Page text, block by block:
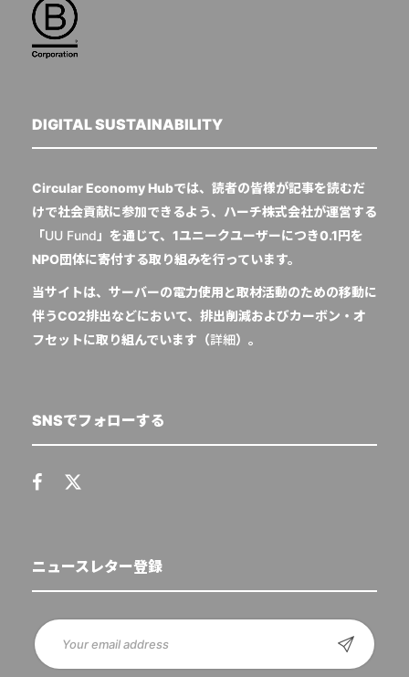
DIGITAL SUSTAINABILITY
Circular Economy Hubでは、読者の皆様が記事を読むだ
けで社会貢献に参加できるよう、ハーチ株式会社が運営する
「UU Fund」を通じて、1ユニークユーザーにつき0.1円を
NPO団体に寄付する取り組みを行っています。
当サイトは、サーバーの電力使用と取材活動のための移動に
伴うCO2排出などにおいて、排出削減およびカーボン・オ
フセットに取り組んでいます（詳細）。
SNSでフォローする
ニュースレター登録